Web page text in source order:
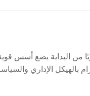
من البداية يضع أسس قوية
بالهيكل الإداري